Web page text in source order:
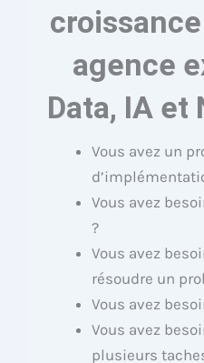
agence
Data, IA et
Vous avez un
Vous avez
?
Vous avez
résoudre un
Vous avez
Vous avez
plusieurs